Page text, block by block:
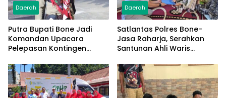
Daerah
Putra Bupati Bone Jadi
Komandan Upacara
Pelepasan Kontingen
Daerah
Satlantas Polres Bone-
Jasa Raharja, Serahkan
Santunan Ahli Waris
Rp50 Juta